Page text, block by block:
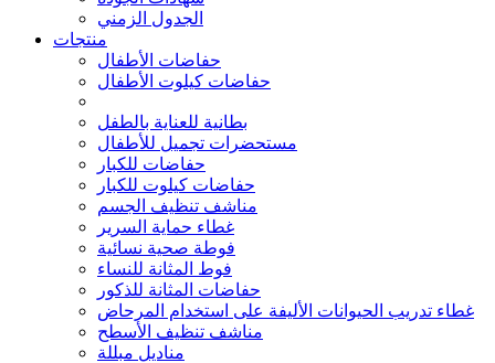
الجدول الزمني
منتجات
حفاضات الأطفال
حفاضات كيلوت الأطفال
بطانية للعناية بالطفل
مستحضرات تجميل للأطفال
حفاضات للكبار
حفاضات كيلوت للكبار
مناشف تنظيف الجسم
غطاء حماية السرير
فوطة صحية نسائية
فوط المثانة للنساء
حفاضات المثانة للذكور
غطاء تدريب الحيوانات الأليفة على استخدام المرحاض
مناشف تنظيف الأسطح
مناديل مبللة